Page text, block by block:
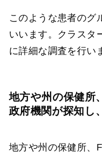
このような患者のグ
いいます。クラスタ
に詳細な調査を行い
地方や州の保健所
政府機関が探知し
地方や州の保健所、